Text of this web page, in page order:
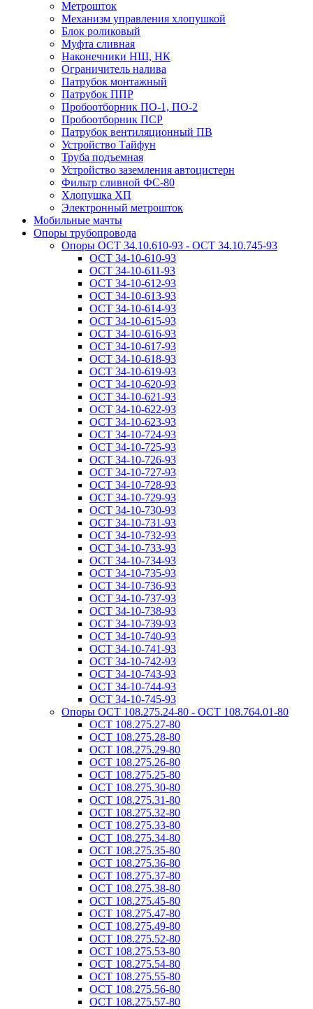
Метрошток
Механизм управления хлопушкой
Блок роликовый
Муфта сливная
Наконечники НШ, НК
Ограничитель налива
Патрубок монтажный
Патрубок ППР
Пробоотборник ПО-1, ПО-2
Пробоотборник ПСР
Патрубок вентиляционный ПВ
Устройство Тайфун
Труба подъемная
Устройство заземления автоцистерн
Фильтр сливной ФС-80
Хлопушка ХП
Электронный метрошток
Мобильные мачты
Опоры трубопровода
Опоры ОСТ 34.10.610-93 - ОСТ 34.10.745-93
ОСТ 34-10-610-93
ОСТ 34-10-611-93
ОСТ 34-10-612-93
ОСТ 34-10-613-93
ОСТ 34-10-614-93
ОСТ 34-10-615-93
ОСТ 34-10-616-93
ОСТ 34-10-617-93
ОСТ 34-10-618-93
ОСТ 34-10-619-93
ОСТ 34-10-620-93
ОСТ 34-10-621-93
ОСТ 34-10-622-93
ОСТ 34-10-623-93
ОСТ 34-10-724-93
ОСТ 34-10-725-93
ОСТ 34-10-726-93
ОСТ 34-10-727-93
ОСТ 34-10-728-93
ОСТ 34-10-729-93
ОСТ 34-10-730-93
ОСТ 34-10-731-93
ОСТ 34-10-732-93
ОСТ 34-10-733-93
ОСТ 34-10-734-93
ОСТ 34-10-735-93
ОСТ 34-10-736-93
ОСТ 34-10-737-93
ОСТ 34-10-738-93
ОСТ 34-10-739-93
ОСТ 34-10-740-93
ОСТ 34-10-741-93
ОСТ 34-10-742-93
ОСТ 34-10-743-93
ОСТ 34-10-744-93
ОСТ 34-10-745-93
Опоры ОСТ 108.275.24-80 - ОСТ 108.764.01-80
ОСТ 108.275.27-80
ОСТ 108.275.28-80
ОСТ 108.275.29-80
ОСТ 108.275.26-80
ОСТ 108.275.25-80
ОСТ 108.275.30-80
ОСТ 108.275.31-80
ОСТ 108.275.32-80
ОСТ 108.275.33-80
ОСТ 108.275.34-80
ОСТ 108.275.35-80
ОСТ 108.275.36-80
ОСТ 108.275.37-80
ОСТ 108.275.38-80
ОСТ 108.275.45-80
ОСТ 108.275.47-80
ОСТ 108.275.49-80
ОСТ 108.275.52-80
ОСТ 108.275.53-80
ОСТ 108.275.54-80
ОСТ 108.275.55-80
ОСТ 108.275.56-80
ОСТ 108.275.57-80